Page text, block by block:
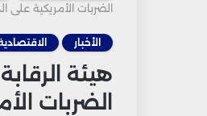
الضربات الأمريكية على
الأخبار
هيئة
الضربات